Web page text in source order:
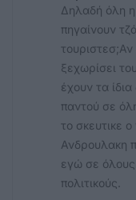
Δηλαδή όλη
πηγαίνουν
ξεχωρίσει
έχουν τα
παντού σε
το σκευτικε
Ανδρουλακη
εγώ σε
πολιτικούς.